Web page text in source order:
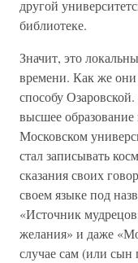
другой
библиотеке.
Значит, это
времени. Как же они
способу
высшее
Московском
стал записывать
сказания своих
своем языке под
«Источник
желания» и даже
случае сам (или сын